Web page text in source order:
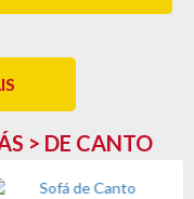
> DE CANTO